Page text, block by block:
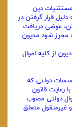
قانون مستثنیات دین
قرار گرفتن در
عوضی دریافت
محرز شود مدیون
مدیون، دیون از کلیه اموال
دولتی که
رعایت قانون
دولتی مصوب
و غیرمنقول متعلق